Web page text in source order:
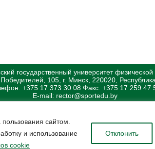
сайтом.
и использование
cookie
Отклонить
государственный университет физической
105, г. Минск, 220020,
+375 17 373 30 08 Факс: +375 17 259 47
E-mail: rector@sportedu.by